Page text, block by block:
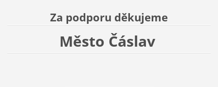
Za podporu děkujeme
Město Čáslav